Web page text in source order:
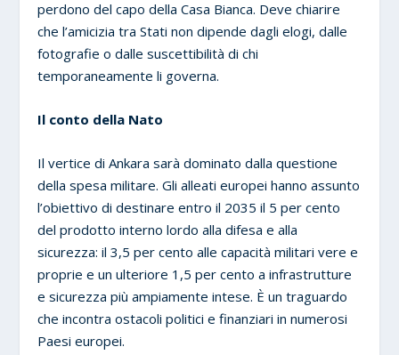
perdono del capo della Casa Bianca. Deve chiarire
che l’amicizia tra Stati non dipende dagli elogi, dalle
fotografie o dalle suscettibilità di chi
temporaneamente li governa.
Il conto della Nato
Il vertice di Ankara sarà dominato dalla questione
della spesa militare. Gli alleati europei hanno assunto
l’obiettivo di destinare entro il 2035 il 5 per cento
del prodotto interno lordo alla difesa e alla
sicurezza: il 3,5 per cento alle capacità militari vere e
proprie e un ulteriore 1,5 per cento a infrastrutture
e sicurezza più ampiamente intese. È un traguardo
che incontra ostacoli politici e finanziari in numerosi
Paesi europei.